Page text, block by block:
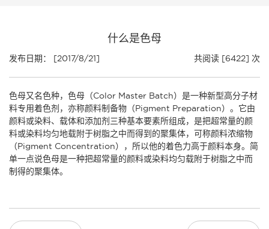
什么是色母
发布日期： [2017/8/21] 共阅读 [6422] 次
色母又名色种，色母（Color Master Batch）是一种新型高分子材
料专用着色剂，亦称颜料制备物（Pigment Preparation）。它由
颜料或染料、载体和添加剂三种基本要素所组成，是把超常量的颜
料或染料均匀地载附于树脂之中而得到的聚集体，可称颜料浓缩物
（Pigment Concentration），所以他的着色力高于颜料本身。简
单一点说色母是一种把超常量的颜料或染料均匀载附于树脂之中而
制得的聚集体。